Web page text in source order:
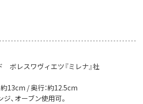
ボレスワヴィエツ『ミレナ』社
13cm / 奥行：約12.5cm
、オーブン使用可。